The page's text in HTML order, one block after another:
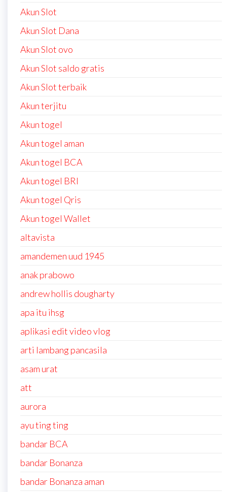
Akun Slot
Akun Slot Dana
Akun Slot ovo
Akun Slot saldo gratis
Akun Slot terbaik
Akun terjitu
Akun togel
Akun togel aman
Akun togel BCA
Akun togel BRI
Akun togel Qris
Akun togel Wallet
altavista
amandemen uud 1945
anak prabowo
andrew hollis dougharty
apa itu ihsg
aplikasi edit video vlog
arti lambang pancasila
asam urat
att
aurora
ayu ting ting
bandar BCA
bandar Bonanza
bandar Bonanza aman